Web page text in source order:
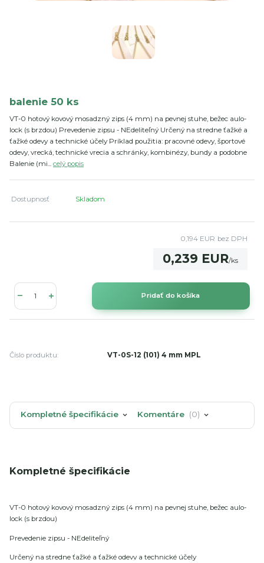
balenie 50 ks
VT-0 hotový kovový mosadzný zips (4 mm) na pevnej stuhe, bežec aulo-
lock (s brzdou) Prevedenie zipsu - NEdeliteľný Určený na stredne ťažké a
ťažké odevy a technické účely Príklad použitia: pracovné odevy, športové
odevy, vrecká, technické vrecia a schránky, kombinézy, bundy a podobne
Balenie (mi... celý popis
Dostupnosť Skladom
0,239 EUR/ks
0,194 EUR bez DPH
Pridať do košíka
Číslo produktu: VT-0S-12 (101) 4 mm MPL
Kompletné špecifikácie Komentáre 0
Kompletné špecifikácie
VT-0 hotový kovový mosadzný zips (4 mm) na pevnej stuhe, bežec aulo-
lock (s brzdou)
Prevedenie zipsu - NEdeliteľný
Určený na stredne ťažké a ťažké odevy a technické účely